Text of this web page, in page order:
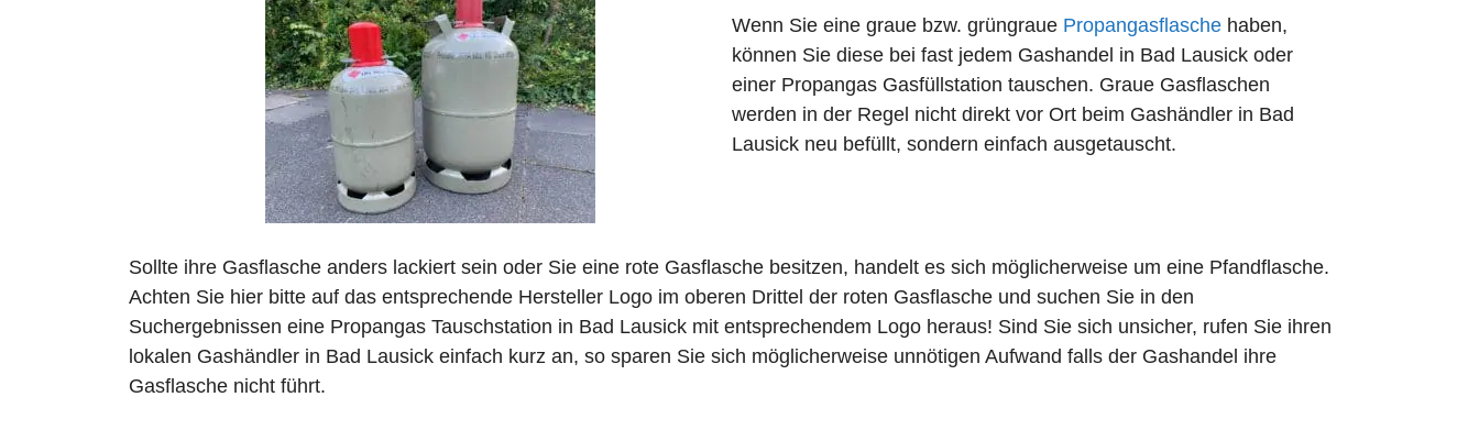
Wenn Sie eine graue bzw. grüngraue Propangasflaschehaben,
können Sie diese bei fast jedem Gashandel in Bad Lausick oder
einer Propangas Gasfüllstation tauschen. Graue Gasflaschen
werden in der Regel nicht direkt vor Ort beim Gashändler in Bad
Lausick neu befüllt, sondern einfach ausgetauscht.
Sollte ihre Gasflasche anders lackiert sein oder Sie eine rote Gasflasche besitzen, handelt es sich möglicherweise um eine Pfandflasche.
Achten Sie hier bitte auf das entsprechende Hersteller Logo im oberen Drittel der roten Gasflasche und suchen Sie in den
Suchergebnissen eine Propangas Tauschstation in Bad Lausick mit entsprechendem Logo heraus! Sind Sie sich unsicher, rufen Sie ihren
lokalen Gashändler in Bad Lausick einfach kurz an, so sparen Sie sich möglicherweise unnötigen Aufwand falls der Gashandel ihre
Gasflasche nicht führt.